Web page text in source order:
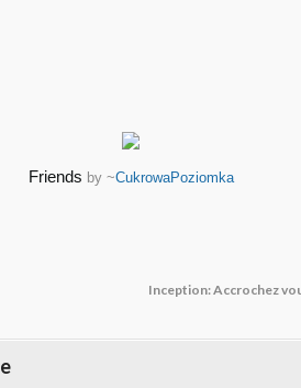
Friends by ~CukrowaPoziomka
Inception: Accrochez